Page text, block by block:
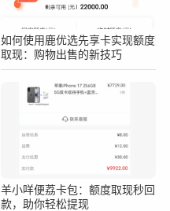
如何使用鹿优选先享卡实现额度
取现：购物出售的新技巧
羊小咩便荔卡包：额度取现秒回
款，助你轻松提现